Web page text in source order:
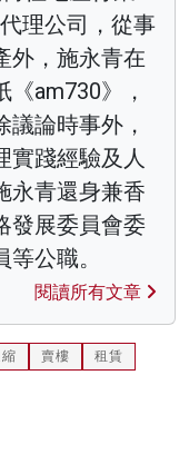
理公司，從事
外，施永青在
am730》，
論時事外，
實踐經驗及人
永青還身兼香
發展委員會委
公職。
閱讀所有文章
賣樓
租賃